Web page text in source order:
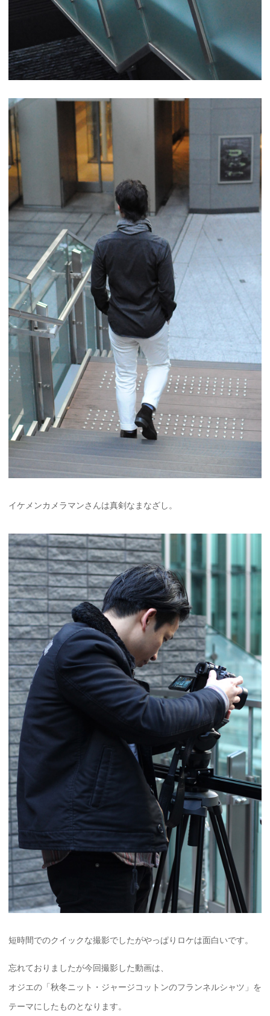
イケメンカメラマンさんは真剣なまなざし。
短時間でのクイックな撮影でしたがやっぱりロケは面白いです。
忘れておりましたが今回撮影した動画は、
オジエの「秋冬ニット・ジャージコットンのフランネルシャツ」を
テーマにしたものとなります。